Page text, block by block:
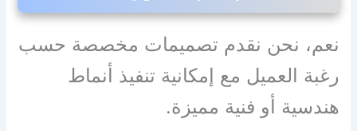
نعم، نحن نقدم تصميمات مخصصة حسب
رغبة العميل مع إمكانية تنفيذ أنماط
هندسية أو فنية مميزة.